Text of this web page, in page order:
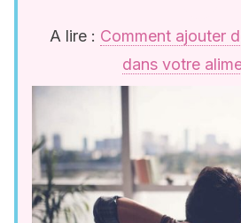
A lire : Comment ajouter
dans votre